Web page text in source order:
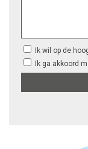
Ik wil op de
Ik ga akkoord